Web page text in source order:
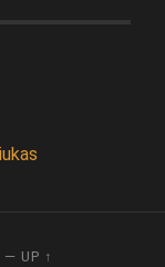
— UP ↑